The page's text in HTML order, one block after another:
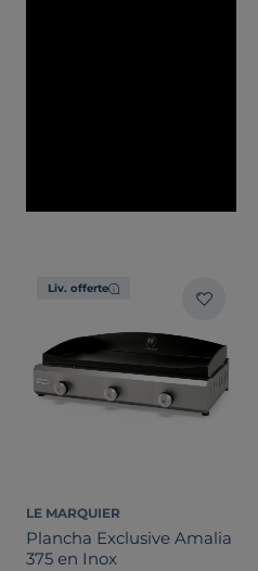
Liv. offerte
LE MARQUIER
Plancha Exclusive Amalia
375 en Inox